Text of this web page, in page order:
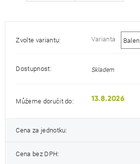
Zvolte variantu: Varianta
Dostupnost: Skladem
Můžeme doručit do: 13.8.2026
Cena za jednotku:
Cena bez DPH: